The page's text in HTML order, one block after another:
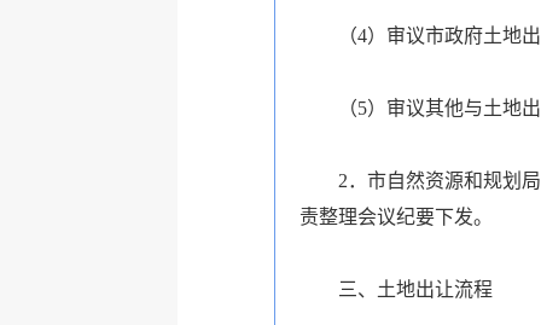
（4）审议市政府土地
（5）审议其他与土地
2．市自然资源和规划
责整理会议纪要下发。
三、土地出让流程